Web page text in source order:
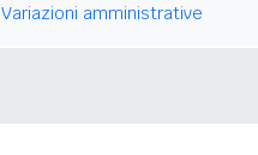
Variazioni amministrative